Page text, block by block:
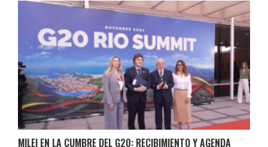
MILEI EN LA CUMBRE DEL G20: RECIBIMIENTO Y AGENDA